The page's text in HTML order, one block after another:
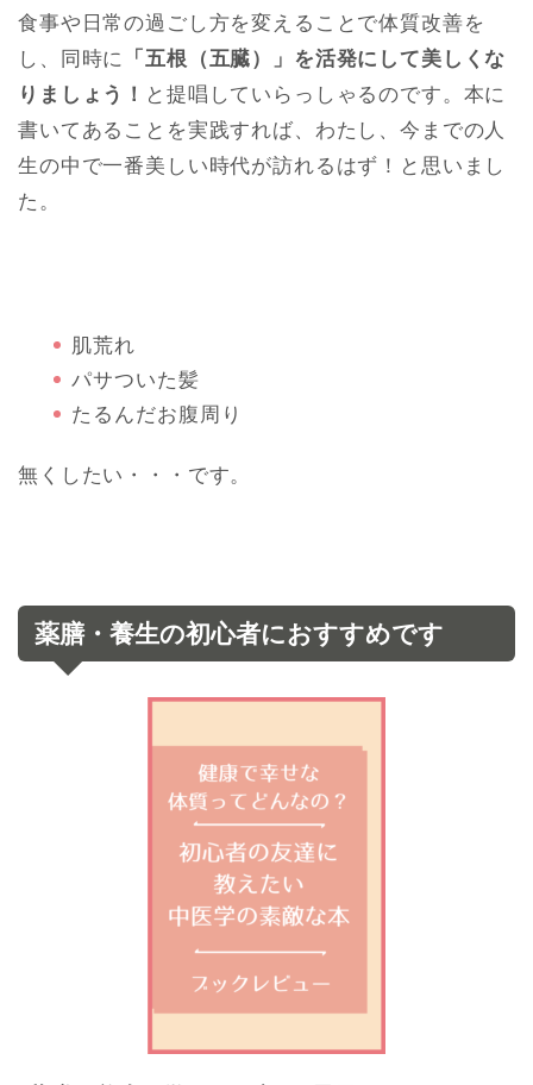
食事や日常の過ごし方を変えることで体質改善を
し、同時に
「五根（五臓）」を活発にして美しくな
りましょう！ と提唱していらっしゃるのです。本に
書いてあることを実践すれば、わたし、今までの人
生の中で一番美しい時代が訪れるはず！と思いまし
た。
肌荒れ
パサついた髪
たるんだお腹周り
無くしたい・・・です。
薬膳・養生の初心者におすすめです